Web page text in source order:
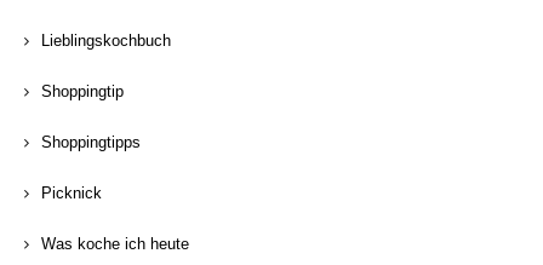
Lieblingskochbuch
Shoppingtip
Shoppingtipps
Picknick
Was koche ich heute